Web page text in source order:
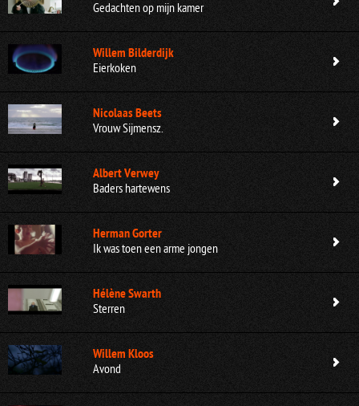
Gedachten op mijn kamer
Willem Bilderdijk
Eierkoken
Nicolaas Beets
Vrouw Sijmensz.
Albert Verwey
Baders hartewens
Herman Gorter
Ik was toen een arme jongen
Hélène Swarth
Sterren
Willem Kloos
Avond